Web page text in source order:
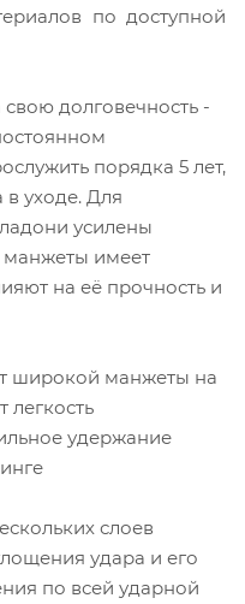
по доступной
долговечность -
порядка 5 лет,
уходе. Для
усилены
манжеты имеет
на её прочность и
широкой манжеты на
легкость
удержание
слоев
удара и его
по всей ударной